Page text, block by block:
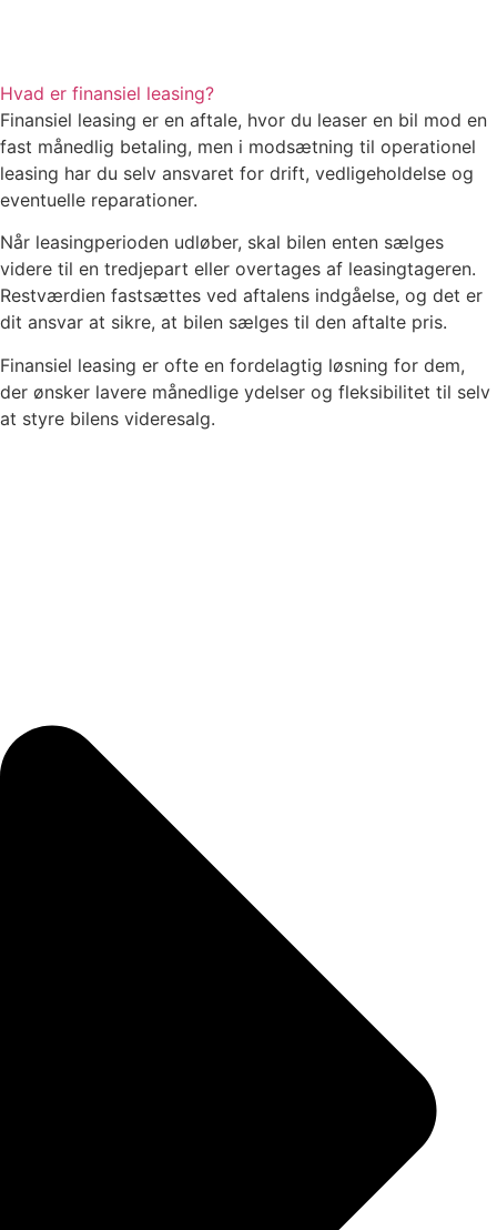
Hvad er finansiel leasing?
Finansiel leasing er en aftale, hvor du leaser en bil mod en
fast månedlig betaling, men i modsætning til operationel
leasing har du selv ansvaret for drift, vedligeholdelse og
eventuelle reparationer.
Når leasingperioden udløber, skal bilen enten sælges
videre til en tredjepart eller overtages af leasingtageren.
Restværdien fastsættes ved aftalens indgåelse, og det er
dit ansvar at sikre, at bilen sælges til den aftalte pris.
Finansiel leasing er ofte en fordelagtig løsning for dem,
der ønsker lavere månedlige ydelser og fleksibilitet til selv
at styre bilens videresalg.